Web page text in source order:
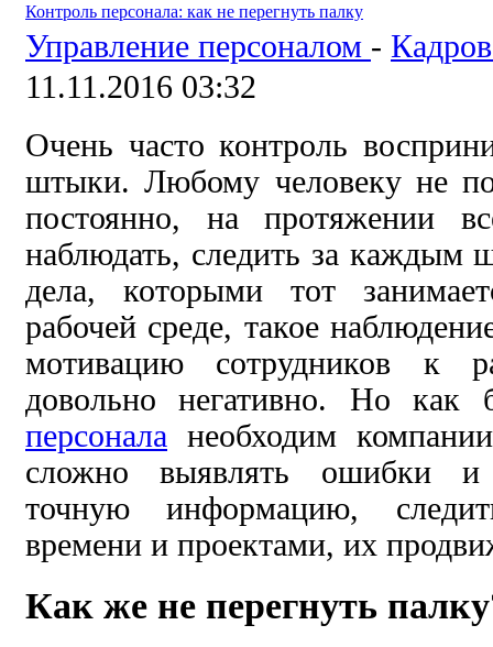
Контроль персонала: как не перегнуть палку
Управление персоналом -
11.11.2016 03:32
Очень часто контроль
штыки. Любому человеку не
постоянно, на протяжении
наблюдать, следить за каждым
дела, которыми тот
рабочей среде, такое
мотивацию сотрудников к
довольно негативно. Но
персонала необходим
сложно выявлять ошибки и
точную информацию,
времени и проектами, их
Как же не перегнуть